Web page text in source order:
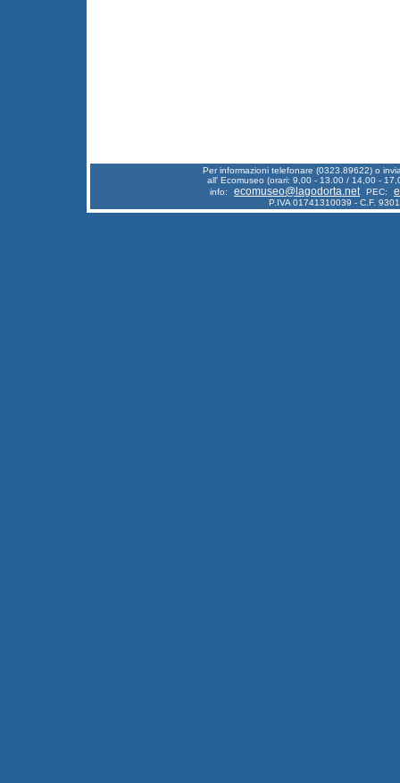
Per informazioni telefonare (0323.89622) o
all' Ecomuseo (orari: 9,00 - 13.00 / 14,00 -
info:
ecomuseo@lagodorta.net PEC:
P.IVA 01741310039 - C.F.